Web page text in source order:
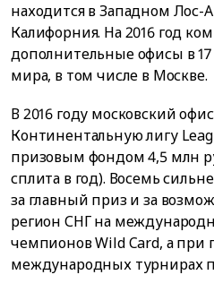
находится в Западном Лос-
Калифорния. На 2016 год
дополнительные офисы в
мира, в том числе в Москве.
В 2016 году московский
Континентальную лигу
призовым фондом 4,5 млн
сплита в год). Восемь
за главный приз и за
регион СНГ на
чемпионов Wild Card, а при
международных турнирах